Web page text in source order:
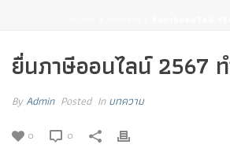
ยื่นภาษีออนไลน์ 2567
ByAdmin Posted Inบทความ
0 0